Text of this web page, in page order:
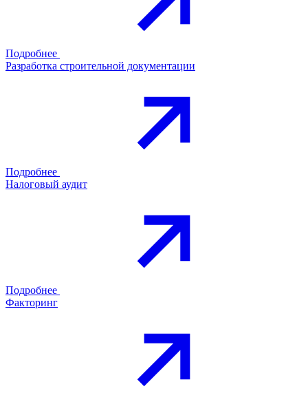
Подробнее
Разработка строительной документации
Подробнее
Налоговый аудит
Подробнее
Факторинг